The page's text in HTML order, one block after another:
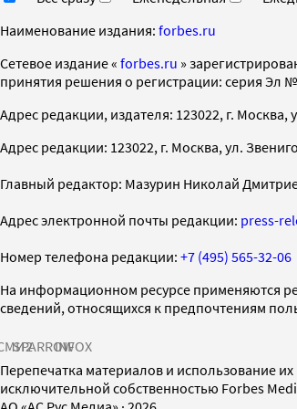
Наименование издания: forbes.ru
Cетевое издание « forbes.ru »
принятия решения о регистрации: серия Эл
Адрес редакции, издателя: 123022, г. Москва,
Адрес редакции: 123022, г. Москва, ул.
Главный редактор: Мазурин Николай
Адрес электронной почты редакции: press-
Номер телефона редакции: +7 (495) 565-32-06
На информационном ресурсе применяются
сведений, относящихся к предпочтениям
SPARROWINFOX
Перепечатка материалов и использование
исключительной собственностью Forbes